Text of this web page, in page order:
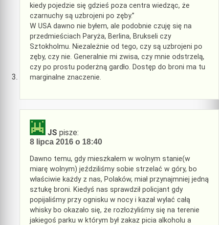
kiedy pojedzie się gdzieś poza centra wiedząc, że
czarnuchy są uzbrojeni po zęby.”
W USA dawno nie byłem, ale podobnie czuję się na
przedmieściach Paryża, Berlina, Brukseli czy
Sztokholmu. Niezależnie od tego, czy są uzbrojeni po
zęby, czy nie. Generalnie mi zwisa, czy mnie odstrzelą,
czy po prostu poderżną gardło. Dostęp do broni ma tu
marginalne znaczenie.
JS pisze:
8 lipca 2016 o 18:40
Dawno temu, gdy mieszkałem w wolnym stanie(w
miarę wolnym) jeździliśmy sobie strzelać w góry, bo
właściwie każdy z nas, Polaków, miał przynajmniej jedną
sztukę broni. Kiedyś nas sprawdził policjant gdy
popijaliśmy przy ognisku w nocy i kazał wylać całą
whisky bo okazało się, że rozłożyliśmy się na terenie
jakiegoś parku w którym był zakaz picia alkoholu a